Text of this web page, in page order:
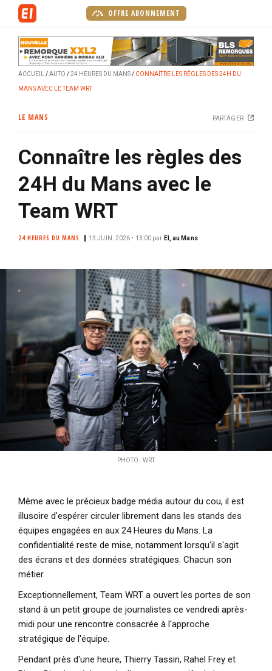
c
OFFRE ABONNEMENT
ACCUEIL AUTO 24 HEURES DU MANS CONNAÎTRE LES RÈGLES DES 24H DU
MANS AVEC LE TEAM WRT
LE MANS PARTAGER
Connaître les règles des
24H du Mans avec le
Team WRT
24 HEURES DU MANS 13 JUIN. 2026 • 13:00 par EI, au Mans
PHOTO : WRT
Même avec le précieux badge média autour du cou, il est
illusoire d'espérer circuler librement dans les stands des
équipes engagées en aux 24 Heures du Mans. La
confidentialité reste de mise, notamment lorsqu'il s'agit
des écrans et des données stratégiques. Chacun son
métier.
Exceptionnellement, Team WRT a ouvert les portes de son
stand à un petit groupe de journalistes ce vendredi après-
midi pour une rencontre consacrée à l'approche
stratégique de l'équipe.
Pendant près d'une heure, Thierry Tassin, Rahel Frey et